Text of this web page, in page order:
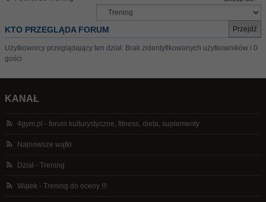
KTO PRZEGLĄDA FORUM
Użytkownicy przeglądający ten dział: Brak zidentyfikowanych użytkowników i 0
gości
KANAŁ
4gym.pl - forum kulturystyczne, fitness, dieta, suplementy
Najnowsze wątki
Dział - Trening
Wątek - Trening do oceny !!!